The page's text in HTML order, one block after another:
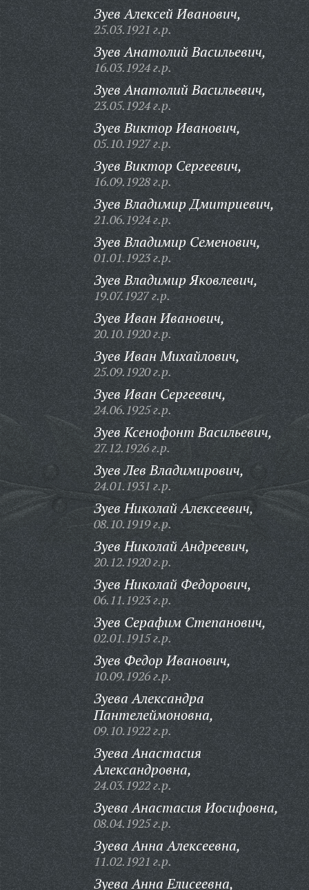
Зуев Алексей Иванович,
25.03.1921 г.р.
Зуев Анатолий Васильевич,
16.03.1924 г.р.
Зуев Анатолий Васильевич,
23.05.1924 г.р.
Зуев Виктор Иванович,
05.10.1927 г.р.
Зуев Виктор Сергеевич,
16.09.1928 г.р.
Зуев Владимир Дмитриевич,
21.06.1924 г.р.
Зуев Владимир Семенович,
01.01.1923 г.р.
Зуев Владимир Яковлевич,
19.07.1927 г.р.
Зуев Иван Иванович,
20.10.1920 г.р.
Зуев Иван Михайлович,
25.09.1920 г.р.
Зуев Иван Сергеевич,
24.06.1925 г.р.
Зуев Ксенофонт Васильевич,
27.12.1926 г.р.
Зуев Лев Владимирович,
24.01.1931 г.р.
Зуев Николай Алексеевич,
08.10.1919 г.р.
Зуев Николай Андреевич,
20.12.1920 г.р.
Зуев Николай Федорович,
06.11.1923 г.р.
Зуев Серафим Степанович,
02.01.1915 г.р.
Зуев Федор Иванович,
10.09.1926 г.р.
Зуева Александра
Пантелеймоновна,
09.10.1922 г.р.
Зуева Анастасия
Александровна,
24.03.1922 г.р.
Зуева Анастасия Иосифовна,
08.04.1925 г.р.
Зуева Анна Алексеевна,
11.02.1921 г.р.
Зуева Анна Елисеевна,